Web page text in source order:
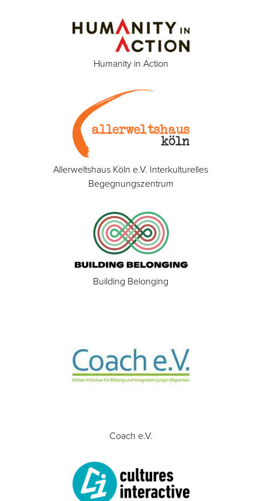
Humanity in Action
Allerweltshaus Köln e.V. Interkulturelles
Begegnungszentrum
Building Belonging
Coach e.V.